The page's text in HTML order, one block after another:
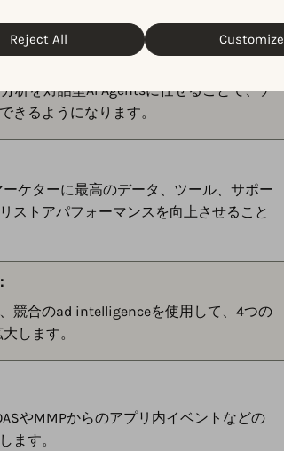
Reject All Customize
析を対話型AI Agentsに任せることで、チ
きるようになります。
ケターに最高のデータ、ツール、サポー
ストアパフォーマンスを向上させること
競合のad intelligenceを使用して、4つの
します。
やMMPからのアプリ内イベントなどの
ます。